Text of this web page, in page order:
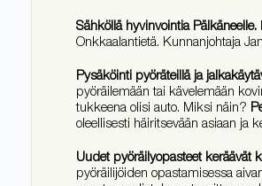
Sähköllä hyvinvointia Pälkäneelle.
Onkkaalantietä. Kunnanjohtaja
Pysäköinti pyöräteillä ja
pyöräilemään tai kävelemään
tukkeena olisi auto. Miksi näin?
oleellisesti häiritsevään asiaan ja
Uudet pyöräilyopasteet keräävät
pyöräilijöiden opastamisessa